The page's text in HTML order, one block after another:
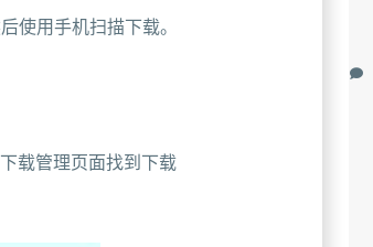
使用手机扫描下载。
载管理页面找到下载